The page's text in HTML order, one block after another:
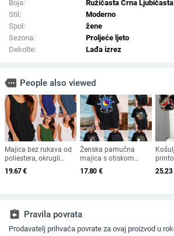
Boja:
Ružičasta Crna
Stil:
Moderno
Spol:
žene
Sezona:
Proljeće ljeto
Dekolte:
Lađa izrez
more People also viewed
Majica bez rukava od
poliestera, okrugli
izrez, ležernog kroja, s
naborima
19.67€
Ženska pamučna
majica s otiskom
Mjesec i Sunce, kratki
rukavi, okrugli izrez,
17.80 € 25.23
assignment_return Pravila povrata
Prodavatelj prihvaća povrate za ovaj proizvod u